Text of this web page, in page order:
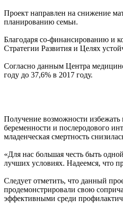
Проект направлен на снижение
планированию семьи.
Благодаря со-финансированию и
Стратегии Развития и Целях
Согласно данным Центра
году до 37,6% в 2017 году.
Получение возможности избежать
беременности и послеродового
младенческая смертность
«Для нас большая честь быть
лучших условиях. Надеемся, что
Следует отметить, что данный
продемонстрировали свою
эффективными среди